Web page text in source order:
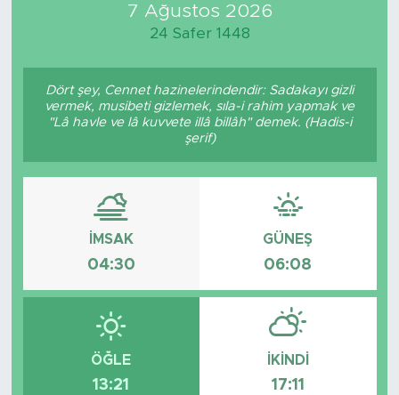
7 Ağustos 2026
24 Safer 1448
Dört şey, Cennet hazinelerindendir: Sadakayı gizli
vermek, musibeti gizlemek, sıla-i rahim yapmak ve
"Lâ havle ve lâ kuvvete illâ billâh" demek. (Hadis-i
şerif)
İMSAK
04:30
GÜNEŞ
06:08
ÖĞLE
13:21
İKINDI
17:11